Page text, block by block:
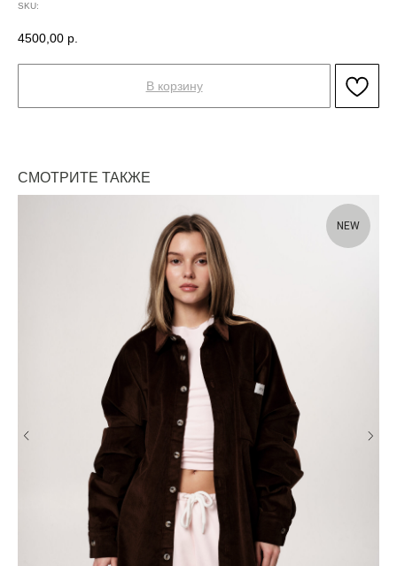
SKU:
4500,00 р.
В корзину
СМОТРИТЕ ТАКЖЕ
NEW